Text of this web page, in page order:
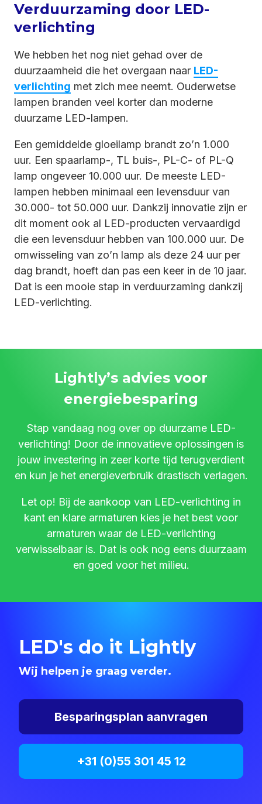
Verduurzaming door LED-
verlichting
We hebben het nog niet gehad over de
duurzaamheid die het overgaan naar LED-
verlichting met zich mee neemt. Ouderwetse
lampen branden veel korter dan moderne
duurzame LED-lampen.
Een gemiddelde gloeilamp brandt zo’n 1.000
uur. Een spaarlamp-, TL buis-, PL-C- of PL-Q
lamp ongeveer 10.000 uur. De meeste LED-
lampen hebben minimaal een levensduur van
30.000- tot 50.000 uur. Dankzij innovatie zijn er
dit moment ook al LED-producten vervaardigd
die een levensduur hebben van 100.000 uur. De
omwisseling van zo’n lamp als deze 24 uur per
dag brandt, hoeft dan pas een keer in de 10 jaar.
Dat is een mooie stap in verduurzaming dankzij
LED-verlichting.
Lightly’s advies voor
energiebesparing
Stap vandaag nog over op duurzame LED-
verlichting! Door de innovatieve oplossingen is
jouw investering in zeer korte tijd terugverdient
en kun je het energieverbruik drastisch verlagen.
Let op! Bij de aankoop van LED-verlichting in
kant en klare armaturen kies je het best voor
armaturen waar de LED-verlichting
verwisselbaar is. Dat is ook nog eens duurzaam
en goed voor het milieu.
LED's do it Lightly
Wij helpen je graag verder.
Besparingsplan aanvragen
+31 (0)55 301 45 12